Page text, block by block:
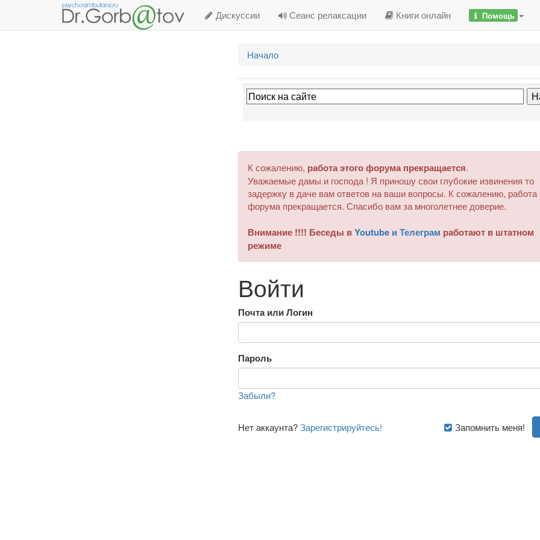
Дискуссии Сеанс релаксации Книги онлайн Помощь
Начало
К сожалению, работа этого форума прекращается.
Уважаемые дамы и господа ! Я приношу свои глубокие извинения то
задержку в даче вам ответов на ваши вопросы. К сожалению, работа
форума прекращается. Спасибо вам за многолетнее доверие.
Внимание !!!! Беседы вYoutube и Телеграм работают в штатном
режиме
Войти
Почта или Логин
Пароль
Забыли?
Запомнить меня!
Нет аккаунта?Зарегистрируйтесь!